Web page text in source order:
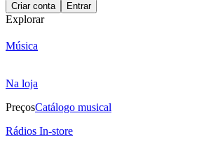
Criar conta Entrar
Explorar
Música
Na loja
PreçosCatálogo musical
Rádios In-store